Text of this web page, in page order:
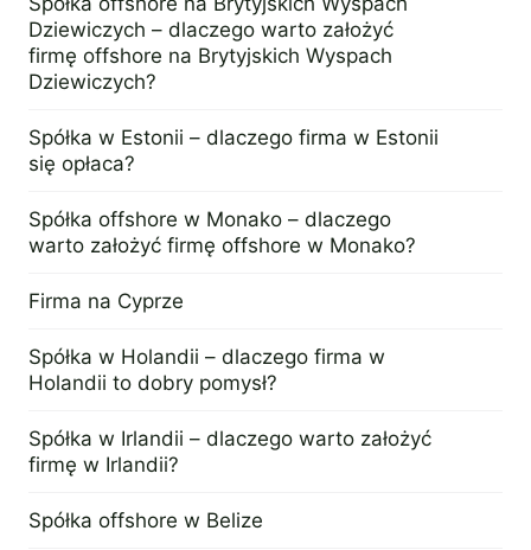
• Podatek dochodowy:
• Podatek od zysków
• Podatek od dywidend:
Kapitał minimalny Brak progu minimalnego
Udziałowcy Minimum jeden wspólnik.
Zagraniczni udziałowcy
Zarząd
Dyrektor i sekretarz
Wymogi prawne
Obowiązkowy audyt
Rejestracja VAT (jeśli potrzebna)
Dziewiczych – dlaczego warto założyć
firmę offshore na Brytyjskich Wyspach
Dziewiczych?
Spółka w Estonii – dlaczego firma w Estonii
się opłaca?
Spółka offshore w Monako – dlaczego
warto założyć firmę offshore w Monako?
Firma na Cyprze
Spółka w Holandii – dlaczego firma w
Holandii to dobry pomysł?
Spółka w Irlandii – dlaczego warto założyć
firmę w Irlandii?
Spółka offshore w Belize